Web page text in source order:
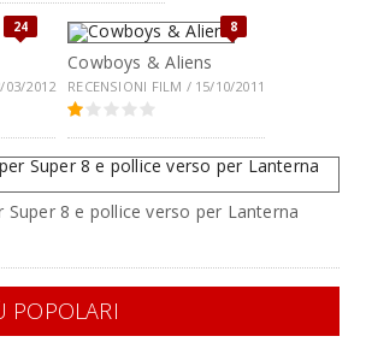
24
03/2012
8
Cowboys & Aliens
RECENSIONI FILM / 15/10/2011
Super 8 e pollice verso per Lanterna
POPOLARI